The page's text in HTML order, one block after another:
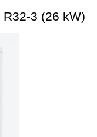
3 (26 kW)